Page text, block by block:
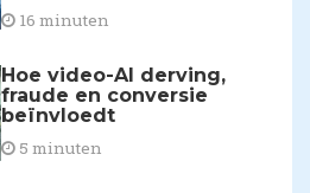
16 minuten
Hoe video-AI derving,
fraude en conversie
beïnvloedt
5 minuten